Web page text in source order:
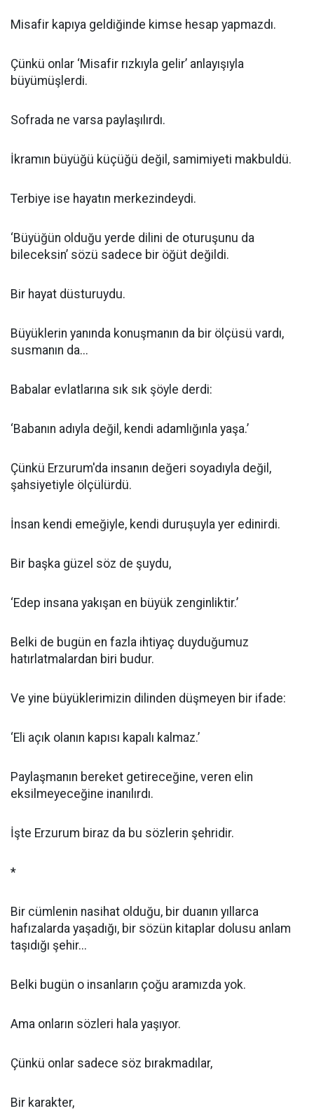
Misafir kapıya geldiğinde kimse hesap yapmazdı.
Çünkü onlar ‘Misafir rızkıyla gelir’ anlayışıyla
büyümüşlerdi.
Sofrada ne varsa paylaşılırdı.
İkramın büyüğü küçüğü değil, samimiyeti makbuldü.
Terbiye ise hayatın merkezindeydi.
‘Büyüğün olduğu yerde dilini de oturuşunu da
bileceksin’ sözü sadece bir öğüt değildi.
Bir hayat düsturuydu.
Büyüklerin yanında konuşmanın da bir ölçüsü vardı,
susmanın da...
Babalar evlatlarına sık sık şöyle derdi:
‘Babanın adıyla değil, kendi adamlığınla yaşa.’
Çünkü Erzurum'da insanın değeri soyadıyla değil,
şahsiyetiyle ölçülürdü.
İnsan kendi emeğiyle, kendi duruşuyla yer edinirdi.
Bir başka güzel söz de şuydu,
‘Edep insana yakışan en büyük zenginliktir.’
Belki de bugün en fazla ihtiyaç duyduğumuz
hatırlatmalardan biri budur.
Ve yine büyüklerimizin dilinden düşmeyen bir ifade:
‘Eli açık olanın kapısı kapalı kalmaz.’
Paylaşmanın bereket getireceğine, veren elin
eksilmeyeceğine inanılırdı.
İşte Erzurum biraz da bu sözlerin şehridir.
*
Bir cümlenin nasihat olduğu, bir duanın yıllarca
hafızalarda yaşadığı, bir sözün kitaplar dolusu anlam
taşıdığı şehir...
Belki bugün o insanların çoğu aramızda yok.
Ama onların sözleri hala yaşıyor.
Çünkü onlar sadece söz bırakmadılar,
Bir karakter,